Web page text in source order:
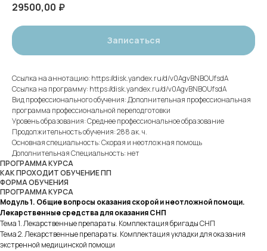
29500,00 ₽
Записаться
Ссылка на аннотацию: https://disk.yandex.ru/d/v0AgvBNBOUfsdA
Ссылка на программу: https://disk.yandex.ru/d/v0AgvBNBOUfsdA
Вид профессионального обучения: Дополнительная профессиональная
программа профессиональной переподготовки
Уровень образования: Среднее профессиональное образование
Продолжительность обучения: 288 ак. ч.
Основная специальность: Скорая и неотложная помощь
Дополнительная Специальность: нет
ПРОГРАММА КУРСА
КАК ПРОХОДИТ ОБУЧЕНИЕ ПП
ФОРМА ОБУЧЕНИЯ
ПРОГРАММА КУРСА
Модуль 1. Общие вопросы оказания скорой и неотложной помощи.
Лекарственные средства для оказания СНП
Тема 1. Лекарственные препараты. Комплектация бригады СНП
Тема 2. Лекарственные препараты. Комплектация укладки для оказания
экстренной медицинской помощи